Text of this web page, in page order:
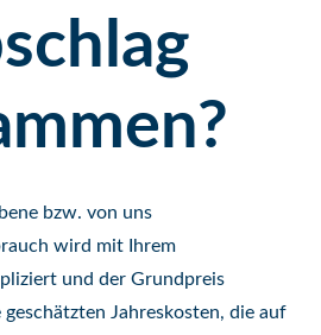
bzw. von uns
wird mit Ihrem
und der Grundpreis
Jahreskosten, die auf